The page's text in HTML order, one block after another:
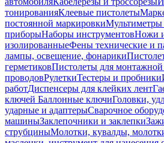
тонированияКлеевые пистолеты
постоянной маркировкиМультиметры
приборыНаборы инструментовНожи
изолированныеФены технические и
лампы, освещение, фонарики
герметиковПистолеты для
проводовРулеткиТестеры и пробники
работДиспенсеры для клейких лент
ключей Баллонные ключиГоловки,
ударные и адаптерыСварочное
машиныЗаклепочники и заклепки
струбциныМолотки, кувалды,